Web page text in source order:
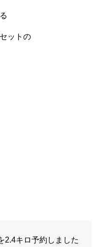
ットの
2.4キロ予約しました